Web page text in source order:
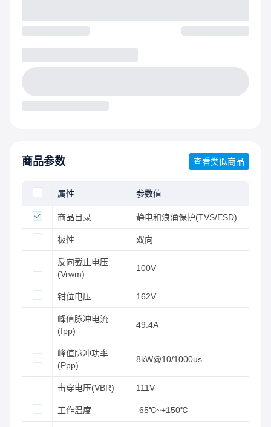
商品参数 查看类似商品
属性 参数值
商品目录 静电和浪涌保护(TVS/ESD)
极性 双向
反向截止电压
(Vrwm)
100V
钳位电压 162V
峰值脉冲电流
(Ipp)
49.4A
峰值脉冲功率
(Ppp)
8kW@10/1000us
击穿电压(VBR) 111V
工作温度 -65℃~+150℃